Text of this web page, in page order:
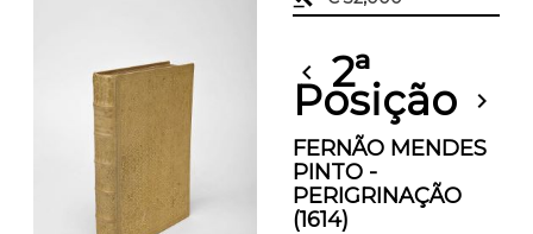
chevron_left 2ª
Posição chevron_right
FERNÃO MENDES
PINTO -
PERIGRINAÇÃO
(1614)